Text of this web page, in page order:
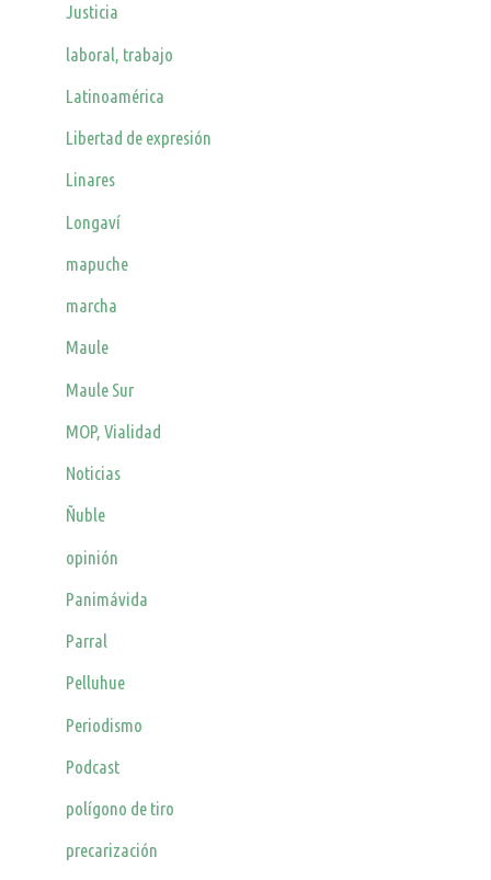
Justicia
laboral, trabajo
Latinoamérica
Libertad de expresión
Linares
Longaví
mapuche
marcha
Maule
Maule Sur
MOP, Vialidad
Noticias
Ñuble
opinión
Panimávida
Parral
Pelluhue
Periodismo
Podcast
polígono de tiro
precarización